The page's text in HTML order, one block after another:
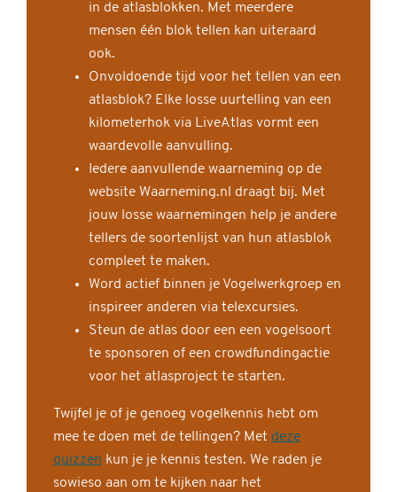
in de atlasblokken. Met meerdere
mensen één blok tellen kan uiteraard
ook.
Onvoldoende tijd voor het tellen van een
atlasblok? Elke losse uurtelling van een
kilometerhok via LiveAtlas vormt een
waardevolle aanvulling.
Iedere aanvullende waarneming op de
website Waarneming.nl draagt bij. Met
jouw losse waarnemingen help je andere
tellers de soortenlijst van hun atlasblok
compleet te maken.
Word actief binnen je Vogelwerkgroep en
inspireer anderen via telexcursies.
Steun de atlas door een een vogelsoort
te sponsoren of een crowdfundingactie
voor het atlasproject te starten.
Twijfel je of je genoeg vogelkennis hebt om
mee te doen met de tellingen? Met deze
quizzen kun je je kennis testen. We raden je
sowieso aan om te kijken naar het